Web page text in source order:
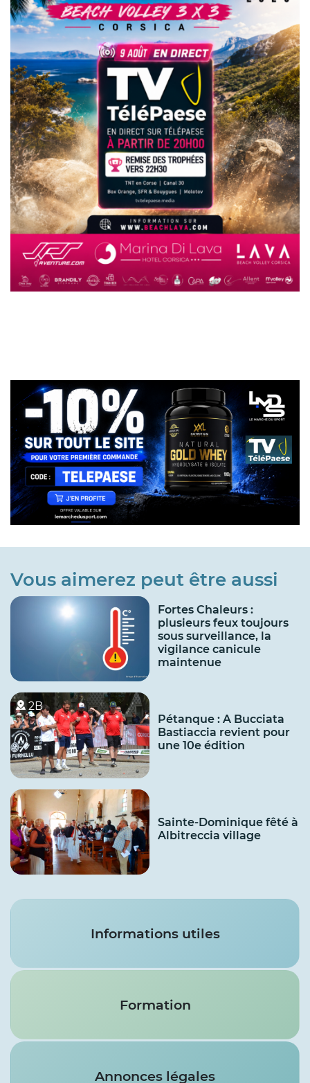
Vous aimerez peut être aussi
Fortes Chaleurs :
plusieurs feux toujours
sous surveillance, la
vigilance canicule
maintenue
2B
Pétanque : A Bucciata
Bastiaccia revient pour
une 10e édition
Sainte-Dominique fêté à
Albitreccia village
Services
Informations utiles
Formation
Annonces légales